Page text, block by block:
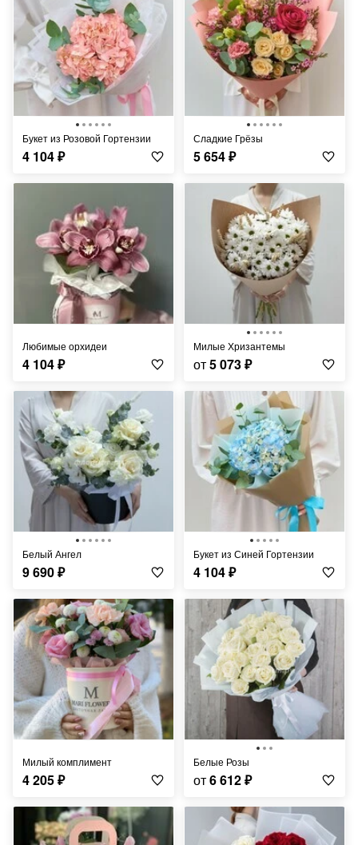
Букет из Розовой Гортензии
4 104₽
Сладкие Грёзы
5 654₽
Любимые орхидеи
4 104₽
Милые Хризантемы
от5 073₽
Белый Ангел
9 690₽
Букет из Синей Гортензии
4 104₽
Милый комплимент
4 205₽
Белые Розы
от6 612₽